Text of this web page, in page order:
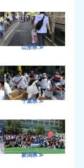
山形県 ≫
千葉県 ≫
新潟県 ≫